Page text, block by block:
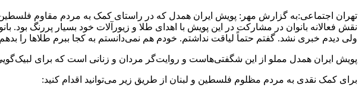
تهران اجتماعی:به گزارش مهر: پویش ایران همدل که در راستای کمک به مردم مقاوم فلسطین
نقش فعالانه بانوان در مشارکت در این پویش با اهدای طلا و زیورآلات خود بسیار پررنگ
ولی دیدم خبری نشد. گفتم حتماً لیاقت نداشتم. خودم هم نمی‌دانستم به کجا ببرم طلاها را
پویش ایران همدل مملو از این شگفتی‌هاست و روایت‌گر مردان و زنانی است که برای لبیک‌گویی
برای کمک نقدی به مردم مظلوم فلسطین و لبنان از طریق زیر می‌توانید اقدام کنید: